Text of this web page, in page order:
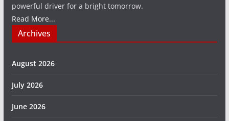
powerful driver for a bright tomorrow.
Read More...
Archives
August 2026
July 2026
June 2026